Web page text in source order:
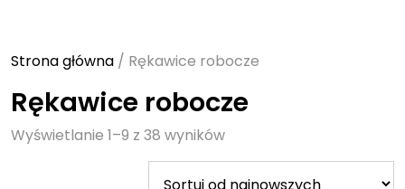
Strona główna / Rękawice robocze
Rękawice robocze
Wyświetlanie 1–9 z 38 wynikówSorted
by
latest